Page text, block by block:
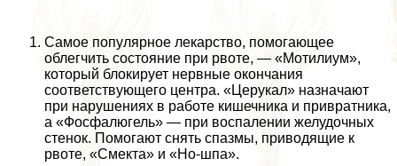
Самое популярное лекарство, помогающее
облегчить состояние при рвоте, — «Мотилиум»,
который блокирует нервные окончания
соответствующего центра. «Церукал» назначают
при нарушениях в работе кишечника и привратника,
а «Фосфалюгель» — при воспалении желудочных
стенок. Помогают снять спазмы, приводящие к
рвоте, «Смекта» и «Но-шпа».